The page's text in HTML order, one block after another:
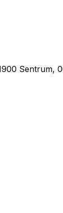
Sentrum,